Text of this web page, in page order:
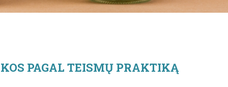
PAGAL TEISMŲ PRAKTIKĄ